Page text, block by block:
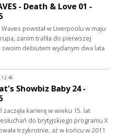
- Death & Love 01 -
Waves powstał w Liverpoolu w maju
zanim trafiła do pierwszej
debiutem wydanym dwa lata
12:46
Showbiz Baby 24 -
zaczęła karierę w wieku 15. lat
do brytyjskiego programu X
trzykrotnie, aż w końcu w 2011